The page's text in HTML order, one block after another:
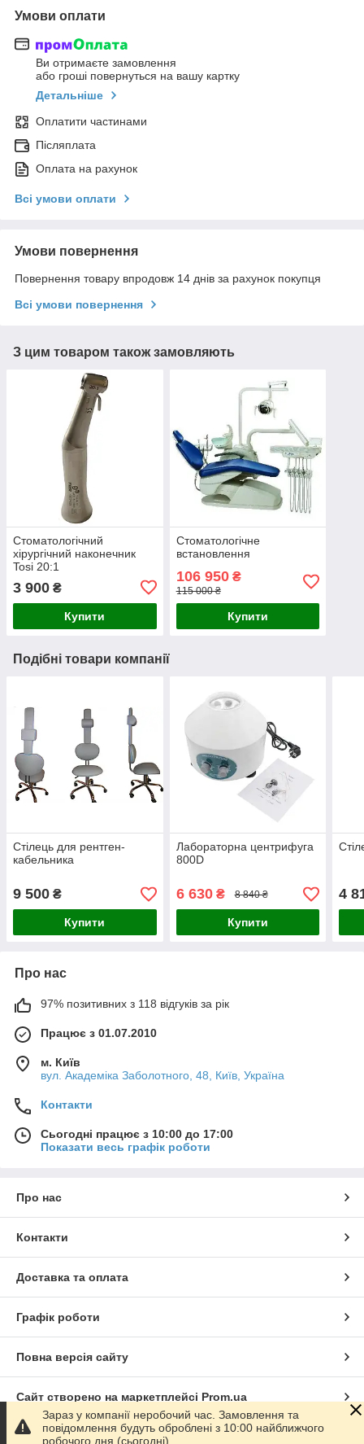
Умови оплати
Ви отримаєте замовлення
або гроші повернуться на вашу картку
Детальніше
Оплатити частинами
Післяплата
Оплата на рахунок
Всі умови оплати
Умови повернення
Повернення товару впродовж 14 днів за рахунок покупця
Всі умови повернення
З цим товаром також замовляють
Стоматологічний
хірургічний наконечник
Tosi 20:1
3 900 ₴
Купити
Стоматологічне
встановлення
106 950₴
115 000 ₴
Купити
Подібні товари компанії
Стілець для рентген-
кабельника
9 500 ₴
Купити
Лабораторна центрифуга
800D
6 630₴ 8 840 ₴
Купити
4
Про нас
97% позитивних з 118 відгуків за рік
Працює з 01.07.2010
м. Київ
вул. Академіка Заболотного, 48, Київ, Україна
Контакти
Сьогодні працює з 10:00 до 17:00
Показати весь графік роботи
Про нас
Контакти
Доставка та оплата
Графік роботи
Повна версія сайту
Сайт створено на маркетплейсі Prom.ua
Політика конфіденційності
Зараз у компанії неробочий час. Замовлення та
повідомлення будуть оброблені з 10:00 найближчого
робочого дня (сьогодні).